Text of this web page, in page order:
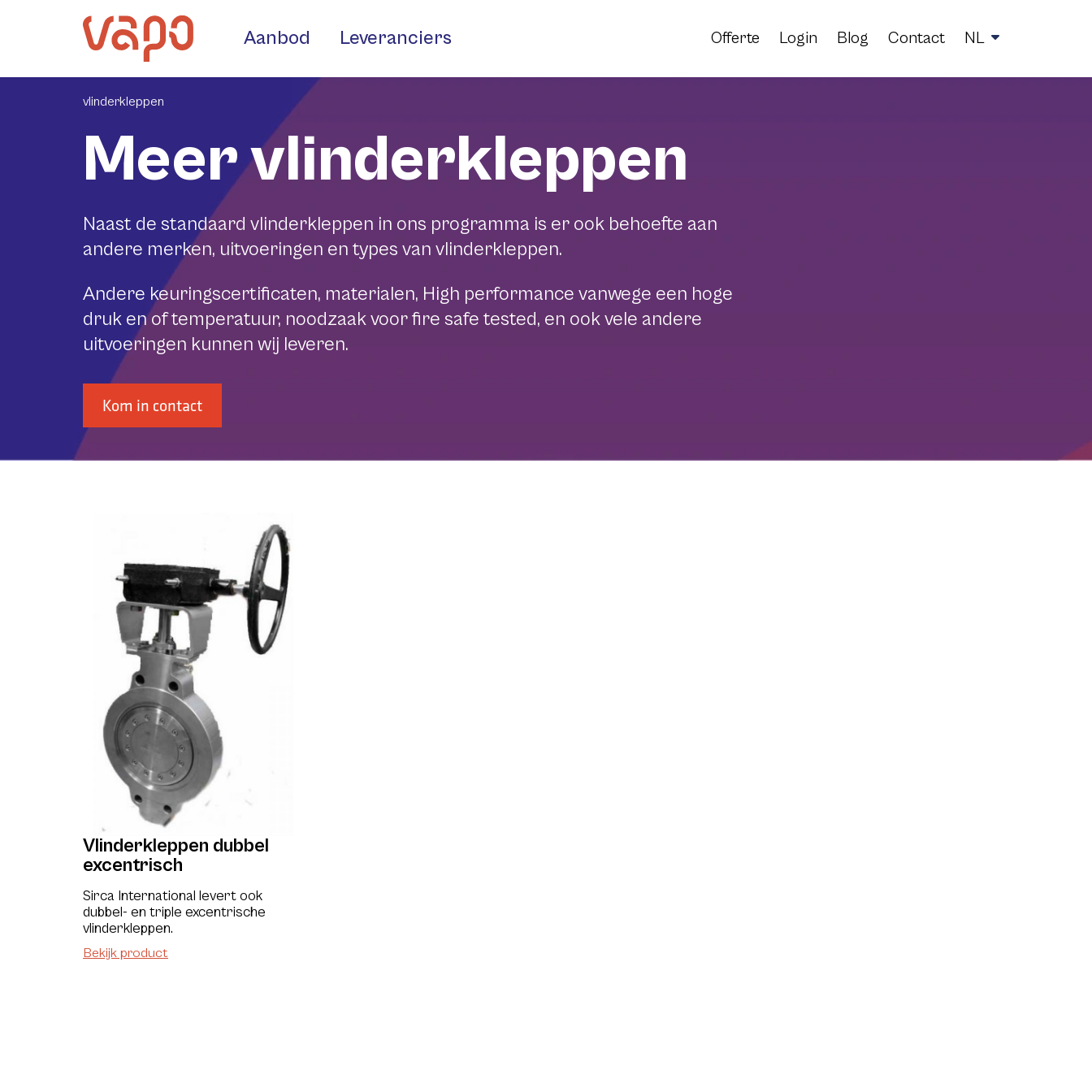
Aanbod Leveranciers Offerte Login Blog Contact NL
vlinderkleppen
Meer vlinderkleppen
Naast de standaard vlinderkleppen in ons programma is er ook behoefte aan
andere merken, uitvoeringen en types van vlinderkleppen.
Andere keuringscertificaten, materialen, High performance vanwege een hoge
druk en of temperatuur, noodzaak voor fire safe tested, en ook vele andere
uitvoeringen kunnen wij leveren.
Kom in contact
Vlinderkleppen dubbel
excentrisch
Sirca International levert ook
dubbel- en triple excentrische
vlinderkleppen.
Bekijk product